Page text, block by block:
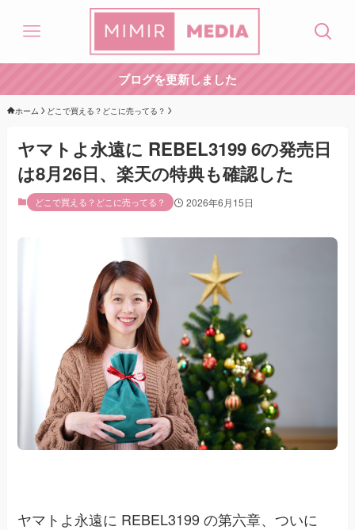
ブログを更新しました
ホーム どこで買える？どこに売ってる？
ヤマトよ永遠に REBEL3199 6の発売日
は8月26日、楽天の特典も確認した
どこで買える？どこに売ってる？ 2026年6月15日
ヤマトよ永遠に REBEL3199 の第六章、ついに